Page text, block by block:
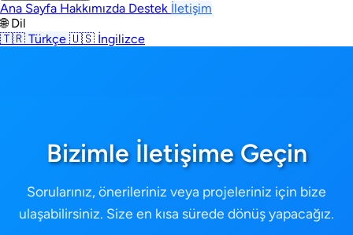
Ana Sayfa Hakkımızda Destek İletişim
🌐 Dil
🇹🇷 Türkçe 🇺🇸 İngilizce
Bizimle İletişime Geçin
Sorularınız, önerileriniz veya projeleriniz için bize
ulaşabilirsiniz. Size en kısa sürede dönüş yapacağız.